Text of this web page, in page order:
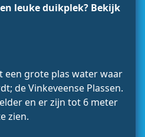
leuke duikplek? Bekijk
een grote plas water waar
de Vinkeveense Plassen.
en er zijn tot 6 meter
zien.